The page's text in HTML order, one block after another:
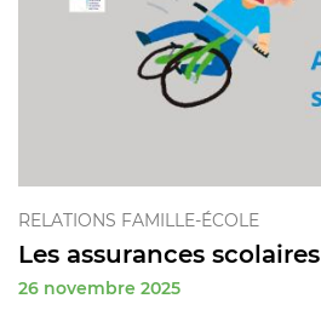
RELATIONS FAMILLE-ÉCOLE
Les assurances scolaires
26 novembre 2025